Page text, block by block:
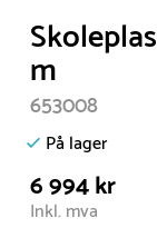
m
653008
På lager
6 994 kr
Inkl. mva